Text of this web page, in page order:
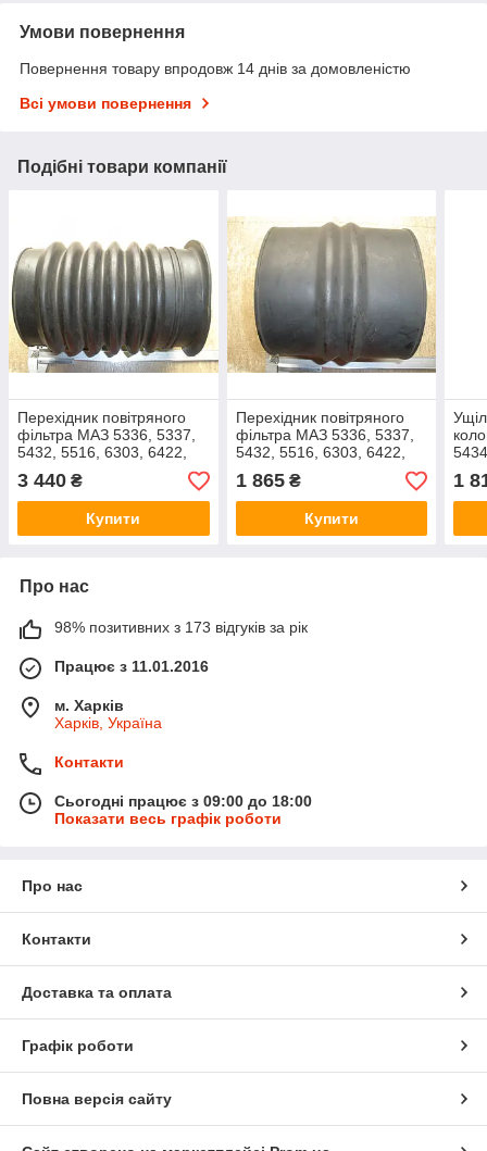
Умови повернення
Повернення товару впродовж 14 днів за домовленістю
Всі умови повернення
Подібні товари компанії
Перехідник повітряного
фільтра МАЗ 5336, 5337,
5432, 5516, 6303, 6422,
64229 та ін(6422-1109146,
пр-во Білорусь)
3 440 ₴
Купити
Перехідник повітряного
фільтра МАЗ 5336, 5337,
5432, 5516, 6303, 6422,
64229..(6422-1109144-01,
вир-во Білорусь)
1 865₴
Купити
1
Про нас
98% позитивних з 173 відгуків за рік
Працює з 11.01.2016
м. Харків
Харків, Україна
Контакти
Сьогодні працює з 09:00 до 18:00
Показати весь графік роботи
Про нас
Контакти
Доставка та оплата
Графік роботи
Повна версія сайту